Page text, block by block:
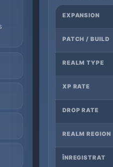
EXPANSION
PATCH / BUILD
REALM TYPE
XP RATE
DROP RATE
REALM REGION
ÎNREGISTRAT